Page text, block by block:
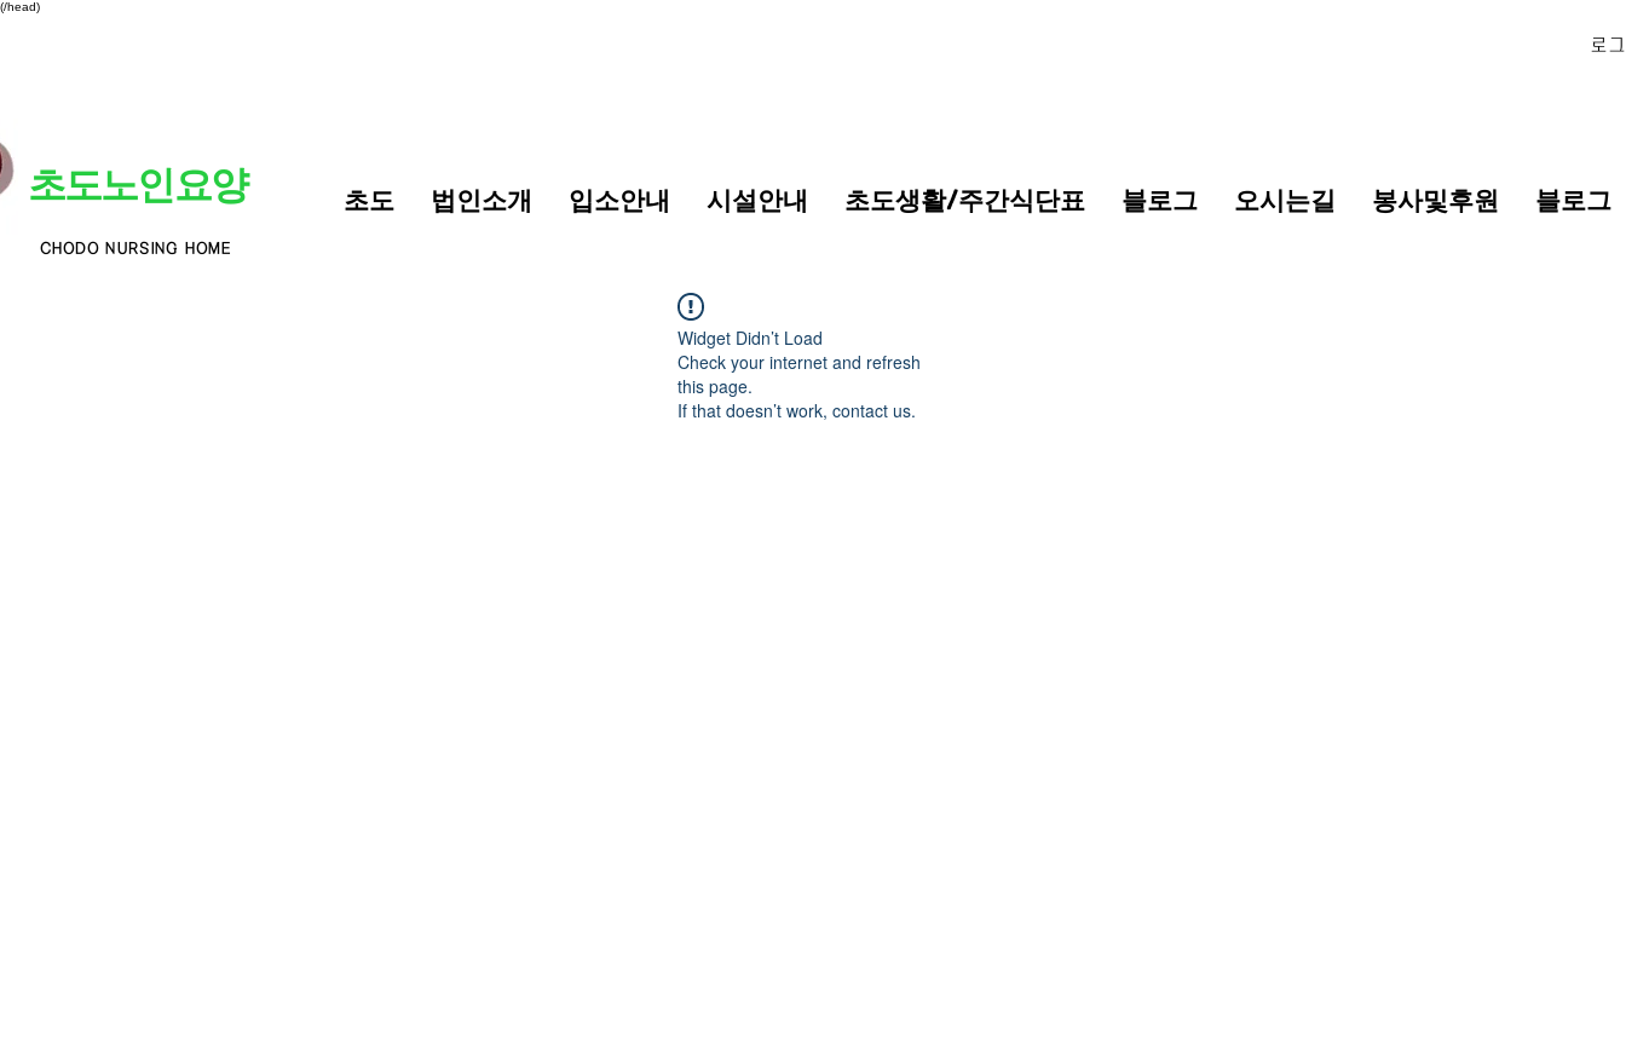
(/head)
로
초도노인요양
NURSING HOME
초도 법인소개 입소안내 시설안내 초도생활/주간식단표 블로그 오시는길 봉사및후원 블로그
Widget Didn’t Load
Check your internet and refresh
this page.
If that doesn’t work, contact us.